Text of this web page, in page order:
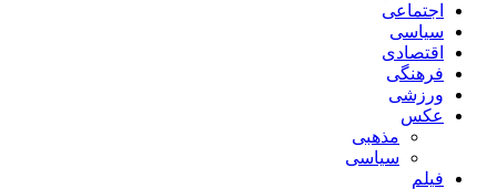
اجتماعی
سیاسی
اقتصادی
فرهنگی
ورزشی
عکس
مذهبی
سیاسی
فیلم